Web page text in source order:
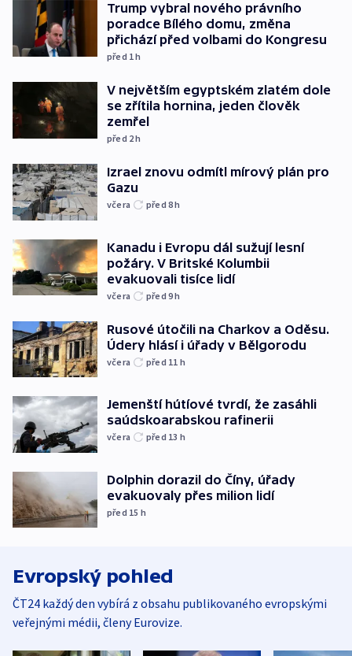
Trump vybral nového právního
poradce Bílého domu, změna
přichází před volbami do Kongresu
před 1h
V největším egyptském zlatém dole
se zřítila hornina, jeden člověk
zemřel
před 2h
Izrael znovu odmítl mírový plán pro
Gazu
včera před 8h
Kanadu i Evropu dál sužují lesní
požáry. V Britské Kolumbii
evakuovali tisíce lidí
včera před 9h
Rusové útočili na Charkov a Oděsu.
Údery hlásí i úřady v Bělgorodu
včera před 11 h
Jemenští hútíové tvrdí, že zasáhli
saúdskoarabskou rafinerii
včera před 13 h
Dolphin dorazil do Číny, úřady
evakuovaly přes milion lidí
před 15 h
Evropský pohled
ČT24 každý den vybírá z obsahu publikovaného evropskými
veřejnými médii, členy Eurovize.